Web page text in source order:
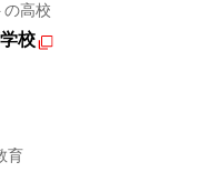
の高校
校
育